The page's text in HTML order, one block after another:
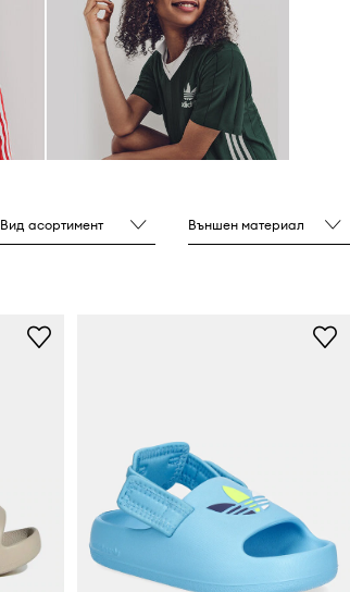
Вид асортимент Външен материал